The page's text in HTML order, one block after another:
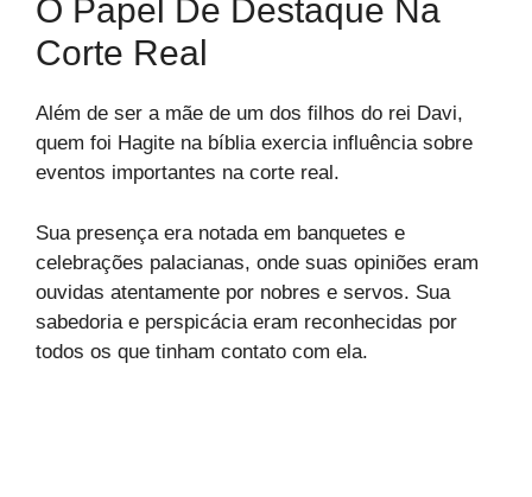
O Papel De Destaque Na
Corte Real
Além de ser a mãe de um dos filhos do rei Davi,
quem foi Hagite na bíblia exercia influência sobre
eventos importantes na corte real.
Sua presença era notada em banquetes e
celebrações palacianas, onde suas opiniões eram
ouvidas atentamente por nobres e servos. Sua
sabedoria e perspicácia eram reconhecidas por
todos os que tinham contato com ela.